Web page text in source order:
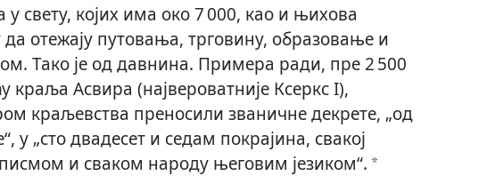
у свету, којих има око 7 000, као и њихова
да отежају путовања, трговину, образовање и
Тако је од давнина. Примера ради, пре 2 500
краља Асвира (највероватније Ксеркс I),
краљевства преносили званичне декрете, „од
у „сто двадесет и седам покрајина, свакој
и сваком народу његовим језиком“. a